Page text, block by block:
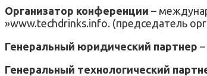
Организатор конференции –
»www.techdrinks.info. (председатель
Генеральный юридический партнер
Генеральный технологический